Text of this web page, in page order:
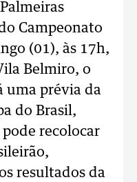
Campeonato
(01), às 17h,
Belmiro, o
uma prévia da
do Brasil,
recolocar
resultados da